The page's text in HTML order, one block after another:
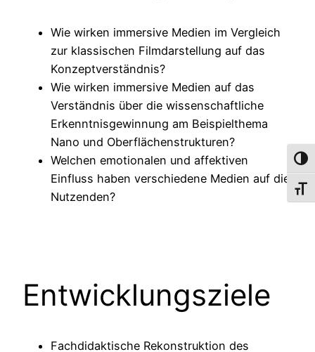
Wie wirken immersive Medien im Vergleich
zur klassischen Filmdarstellung auf das
Konzeptverständnis?
Wie wirken immersive Medien auf das
Verständnis über die wissenschaftliche
Erkenntnisgewinnung am Beispielthema
Nano und Oberflächenstrukturen?
Welchen emotionalen und affektiven
Einfluss haben verschiedene Medien auf die
Nutzenden?
Entwicklungsziele
Fachdidaktische Rekonstruktion des